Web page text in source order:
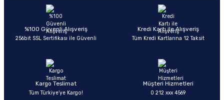
Ürün açıklamasında eksik bilgiler bulunuyor.
Ürün bilgilerinde hatalar bulunuyor.
Ürün fiyatı diğer sitelerden daha pahalı.
%100 Güvenli Alışveriş
256bit SSL Sertifikası ile Güvenli
Kredi Kartı ile Alışveriş
Tüm Kredi Kartlarına 12 Taksit
Kargo Teslimat
Tüm Türkiye’ye Kargo!
Müşteri Hizmetleri
0 212 xxx 4569